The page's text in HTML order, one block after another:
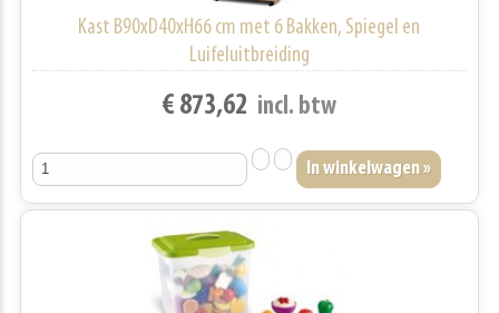
Kast B90xD40xH66 cm met 6 Bakken, Spiegel en
Luifeluitbreiding
€ 873,62 incl. btw